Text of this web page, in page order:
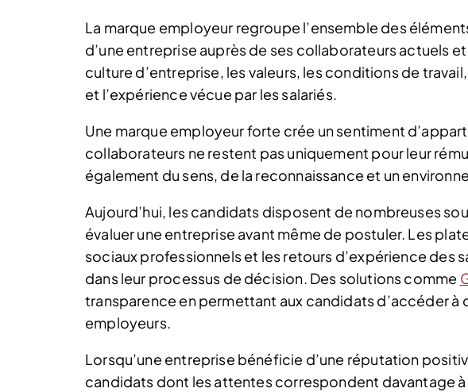
La marque employeur regroupe l’ensemble des
d’une entreprise auprès de ses collaborateurs actuels
culture d’entreprise, les valeurs, les conditions de
et l’expérience vécue par les salariés.
Une marque employeur forte crée un sentiment
collaborateurs ne restent pas uniquement pour leur
également du sens, de la reconnaissance et un
Aujourd’hui, les candidats disposent de nombreuses
évaluer une entreprise avant même de postuler. Les
sociaux professionnels et les retours d’expérience des
dans leur processus de décision. Des solutions comme
transparence en permettant aux candidats d’accéder à
employeurs.
Lorsqu’une entreprise bénéficie d’une réputation
candidats dont les attentes correspondent davantage